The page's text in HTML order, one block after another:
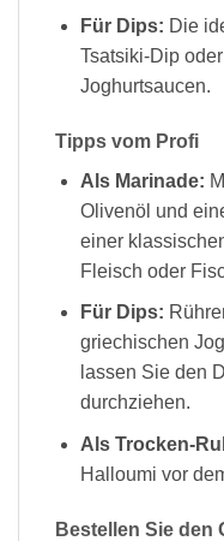
Für Dips: Die
Tsatsiki-Dip
Joghurtsaucen.
Tipps vom Profi
Als Marinade:
Olivenöl und
einer
Fleisch oder
Für Dips:
griechischen
lassen Sie den
durchziehen.
Als Trocken-
Halloumi vor
Bestellen Sie den